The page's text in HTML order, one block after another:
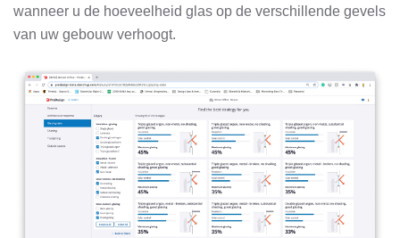
wanneer u de hoeveelheid glas op de verschillende gevels
van uw gebouw verhoogt.